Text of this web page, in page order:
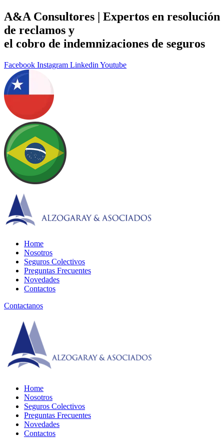
Ir
para
o
conteúdo
A&A Consultores | Expertos en resolución
de reclamos y
el cobro de indemnizaciones de seguros
Facebook Instagram Linkedin Youtube
Menu
Home
Nosotros
Seguros Colectivos
Preguntas Frecuentes
Novedades
Contactos
Contactanos
Home
Nosotros
Seguros Colectivos
Preguntas Frecuentes
Novedades
Contactos